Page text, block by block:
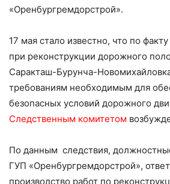
«Оренбургремдорстрой».
17 мая стало известно, что по
при реконструкции дорожного
Саракташ-Бурунча-
требованиям необходимым для
безопасных условий дорожного
Следственным комитетом
По данным следствия,
ГУП «Оренбургремдорстрой»,
производство работ по